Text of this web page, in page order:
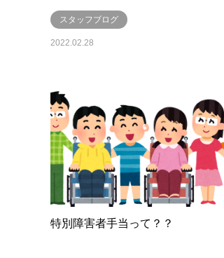
スタッフブログ
2022.02.28
特別障害者手当って？？